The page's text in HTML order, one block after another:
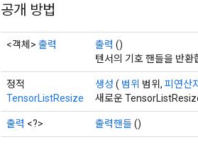
공개 방법
<객체> 출력 출력 ()
텐서의 기호 핸들을 반환
정적
TensorListResize
생성 ( 범위 범위, 피연산
새로운
출력 <?> 출력핸들()